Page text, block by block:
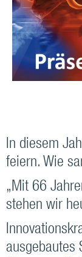
In diesem
feiern. Wie
„Mit 66
stehen wir
ausgebautes